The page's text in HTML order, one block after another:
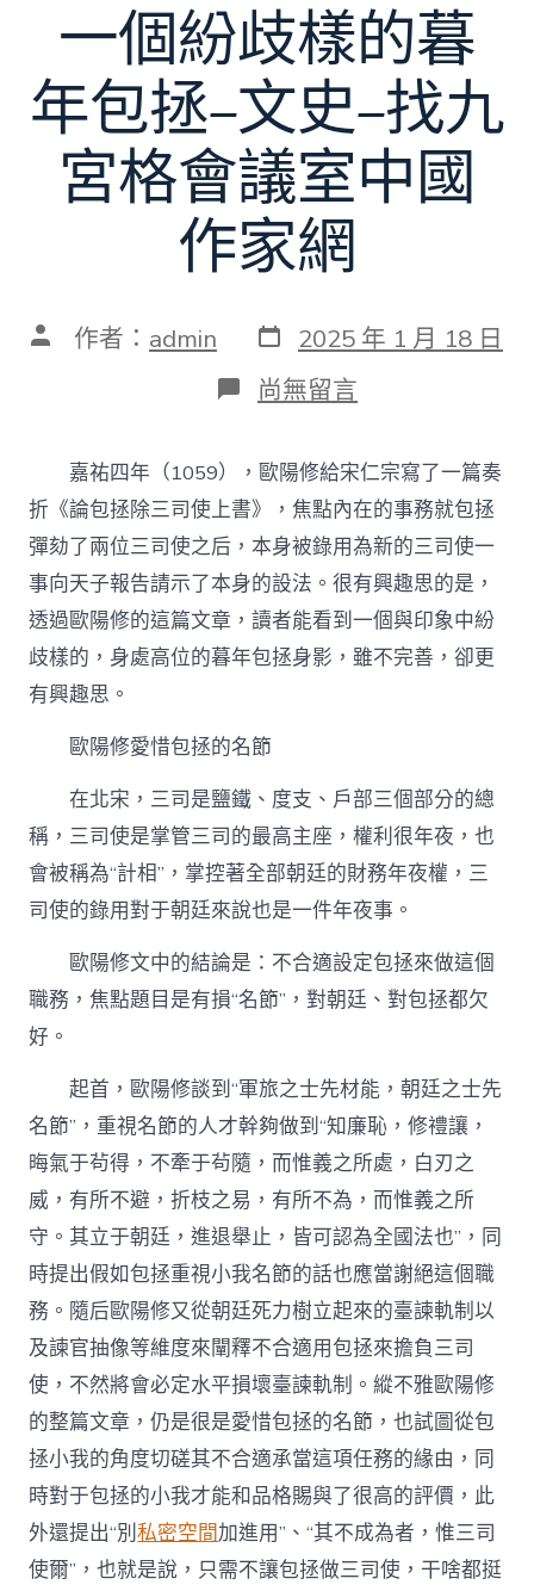
一個紛歧樣的暮
年包拯–文史–找九
宮格會議室中國
作家網
文 作者： admin 發
表
日
期
2025 年 1 月 18 日
在
〈一
紛
歧
樣
的
暮
年
包
拯
–
文
找
宮
格
會
議
室
中
作
家
網〉
尚無留言
嘉祐四年（1059），歐陽修給宋仁宗寫了一篇奏
折《論包拯除三司使上書》，焦點內在的事務就包拯
彈劾了兩位三司使之后，本身被錄用為新的三司使一
事向天子報告請示了本身的設法。很有興趣思的是，
透過歐陽修的這篇文章，讀者能看到一個與印象中紛
歧樣的，身處高位的暮年包拯身影，雖不完善，卻更
有興趣思。
歐陽修愛惜包拯的名節
在北宋，三司是鹽鐵、度支、戶部三個部分的總
稱，三司使是掌管三司的最高主座，權利很年夜，也
會被稱為“計相”，掌控著全部朝廷的財務年夜權，三
司使的錄用對于朝廷來說也是一件年夜事。
歐陽修文中的結論是：不合適設定包拯來做這個
職務，焦點題目是有損“名節”，對朝廷、對包拯都欠
好。
起首，歐陽修談到“軍旅之士先材能，朝廷之士先
名節”，重視名節的人才幹夠做到“知廉恥，修禮讓，
晦氣于茍得，不牽于茍隨，而惟義之所處，白刃之
威，有所不避，折枝之易，有所不為，而惟義之所
守。其立于朝廷，進退舉止，皆可認為全國法也”，同
時提出假如包拯重視小我名節的話也應當謝絕這個職
務。隨后歐陽修又從朝廷死力樹立起來的臺諫軌制以
及諫官抽像等維度來闡釋不合適用包拯來擔負三司
使，不然將會必定水平損壞臺諫軌制。縱不雅歐陽修
的整篇文章，仍是很是愛惜包拯的名節，也試圖從包
拯小我的角度切磋其不合適承當這項任務的緣由，同
時對于包拯的小我才能和品格賜與了很高的評價，此
外還提出“別私密空間加進用”、“其不成為者，惟三司
使爾”，也就是說，只需不讓包拯做三司使，干啥都挺